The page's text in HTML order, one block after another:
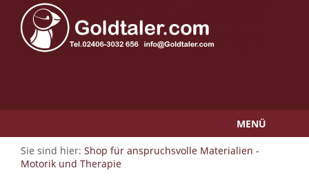
MENÜ
Sie sind hier: Shop für anspruchsvolle Materialien -
Motorik und Therapie